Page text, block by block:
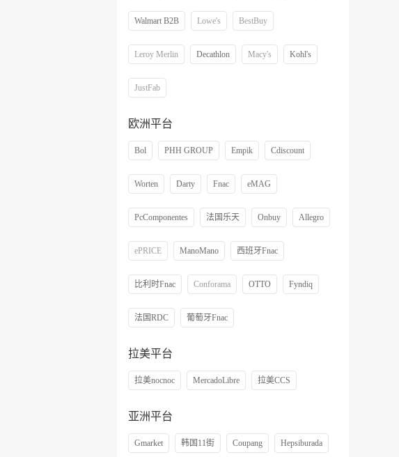
Walmart B2B Lowe's BestBuy
Leroy Merlin Decathlon Macy's Kohl's
JustFab
欧洲平台
Bol PHH GROUP Empik Cdiscount
Worten Darty Fnac eMAG
PcComponentes 法国乐天 Onbuy Allegro
ePRICE ManoMano 西班牙Fnac
比利时Fnac Conforama OTTO Fyndiq
法国RDC 葡萄牙Fnac
拉美平台
拉美nocnoc MercadoLibre 拉美CCS
亚洲平台
Gmarket 韩国11街 Coupang Hepsiburada